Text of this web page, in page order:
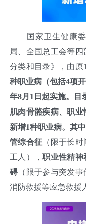
国家卫生健康委
局、全国总工会等
分类和目录》，由原
种职业病（包括4项开
年8月1日起实施。目
肌肉骨骼疾病、职
新增1种职业病。其
管综合征 （限于长
工人），职业性精神
碍（限于参与突发事
消防救援等应急救援